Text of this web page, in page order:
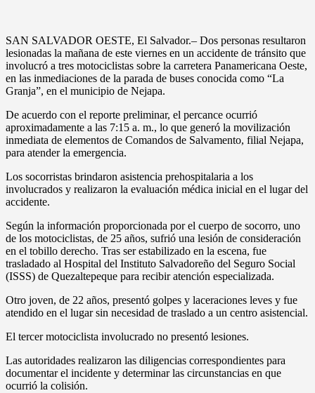
SAN SALVADOR OESTE, El Salvador.– Dos personas resultaron
lesionadas la mañana de este viernes en un accidente de tránsito que
involucró a tres motociclistas sobre la carretera Panamericana Oeste,
en las inmediaciones de la parada de buses conocida como “La
Granja”, en el municipio de Nejapa.
De acuerdo con el reporte preliminar, el percance ocurrió
aproximadamente a las 7:15 a. m., lo que generó la movilización
inmediata de elementos de Comandos de Salvamento, filial Nejapa,
para atender la emergencia.
Los socorristas brindaron asistencia prehospitalaria a los
involucrados y realizaron la evaluación médica inicial en el lugar del
accidente.
Según la información proporcionada por el cuerpo de socorro, uno
de los motociclistas, de 25 años, sufrió una lesión de consideración
en el tobillo derecho. Tras ser estabilizado en la escena, fue
trasladado al Hospital del Instituto Salvadoreño del Seguro Social
(ISSS) de Quezaltepeque para recibir atención especializada.
Otro joven, de 22 años, presentó golpes y laceraciones leves y fue
atendido en el lugar sin necesidad de traslado a un centro asistencial.
El tercer motociclista involucrado no presentó lesiones.
Las autoridades realizaron las diligencias correspondientes para
documentar el incidente y determinar las circunstancias en que
ocurrió la colisión.